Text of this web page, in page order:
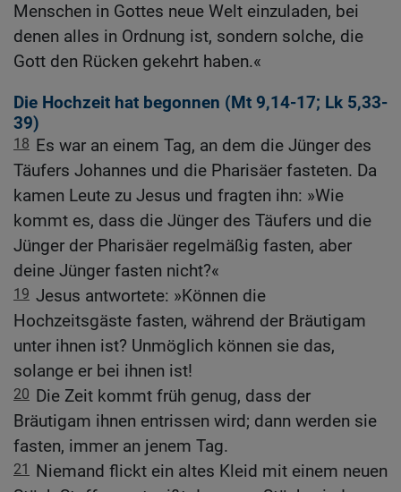
Menschen in Gottes neue Welt einzuladen, bei
denen alles in Ordnung ist, sondern solche, die
Gott den Rücken gekehrt haben.«
Die Hochzeit hat begonnen (Mt 9,14-17; Lk 5,33-
39)
18 Es war an einem Tag, an dem die Jünger des
Täufers Johannes und die Pharisäer fasteten. Da
kamen Leute zu Jesus und fragten ihn: »Wie
kommt es, dass die Jünger des Täufers und die
Jünger der Pharisäer regelmäßig fasten, aber
deine Jünger fasten nicht?«
19 Jesus antwortete: »Können die
Hochzeitsgäste fasten, während der Bräutigam
unter ihnen ist? Unmöglich können sie das,
solange er bei ihnen ist!
20 Die Zeit kommt früh genug, dass der
Bräutigam ihnen entrissen wird; dann werden sie
fasten, immer an jenem Tag.
21 Niemand flickt ein altes Kleid mit einem neuen